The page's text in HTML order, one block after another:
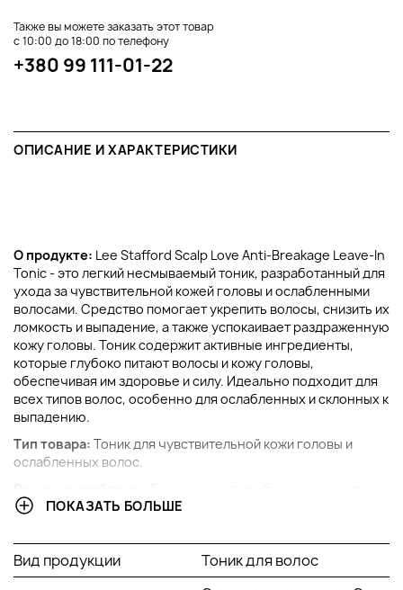
Также вы можете заказать этот товар
с 10:00 до 18:00 по телефону
+380 99 111-01-22
ОПИСАНИЕ И ХАРАКТЕРИСТИКИ
О продукте: Lee Stafford Scalp Love Anti-Breakage Leave-In
Tonic - это легкий несмываемый тоник, разработанный для
ухода за чувствительной кожей головы и ослабленными
волосами. Средство помогает укрепить волосы, снизить их
ломкость и выпадение, а также успокаивает раздраженную
кожу головы. Тоник содержит активные ингредиенты,
которые глубоко питают волосы и кожу головы,
обеспечивая им здоровье и силу. Идеально подходит для
всех типов волос, особенно для ослабленных и склонных к
выпадению.
Тип товара: Тоник для чувствительной кожи головы и
ослабленных волос.
выпадения волос, а также помогает успокоить
Ключевые компоненты:
Кератин: укрепляет волосы, делая их более
ПОКАЗАТЬ БОЛЬШЕ
Вид продукции Тоник для волос